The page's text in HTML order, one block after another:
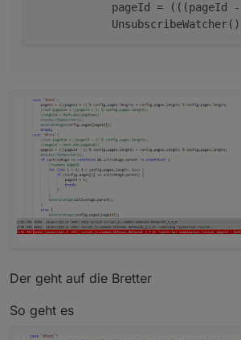
            pageId = (((pageId -
Der geht auf die Bretter
So geht es